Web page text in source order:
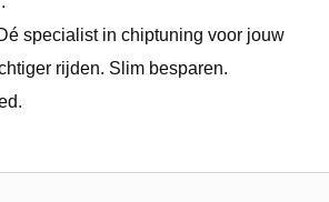
specialist in chiptuning voor jouw
rijden. Slim besparen.